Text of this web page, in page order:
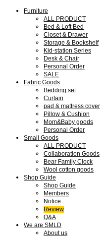
Furniture
ALL PRODUCT
Bed & Loft Bed
Closet & Drawer
Storage & Bookshelf
Kid-station Series
Desk & Chair
Personal Order
SALE
Fabric Goods
Bedding set
Curtain
pad & mattress cover
Pillow & Cushion
Mom&Baby goods
Personal Order
Small Goods
ALL PRODUCT
Collaboration Goods
Bear Family Clock
Wool cotton goods
Shop Guide
Shop Guide
Members
Notice
Review
Q&A
We are SMLD
About us